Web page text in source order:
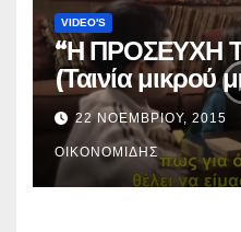
VIDEO'S
“Η ΠΡΟΣΕΥΧΗ
(Ταινία μικρού
22 ΝΟΕΜΒΡΊΟΥ, 2015
ΟΙΚΟΝΟΜΊΔΗΣ